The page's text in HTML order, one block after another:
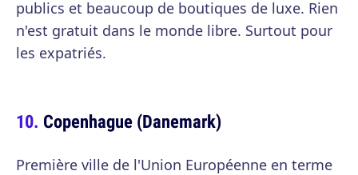
publics et beaucoup de boutiques de luxe. Rien
n'est gratuit dans le monde libre. Surtout pour
les expatriés.
Copenhague (Danemark)
Première ville de l'Union Européenne en terme